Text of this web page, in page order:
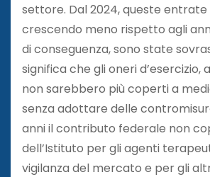
settore. Dal 2024, queste
crescendo meno rispetto agli
di conseguenza, sono state
significa che gli oneri d’esercizio,
non sarebbero più coperti a
senza adottare delle
anni il contributo federale non
dell’Istituto per gli agenti
vigilanza del mercato e per gli